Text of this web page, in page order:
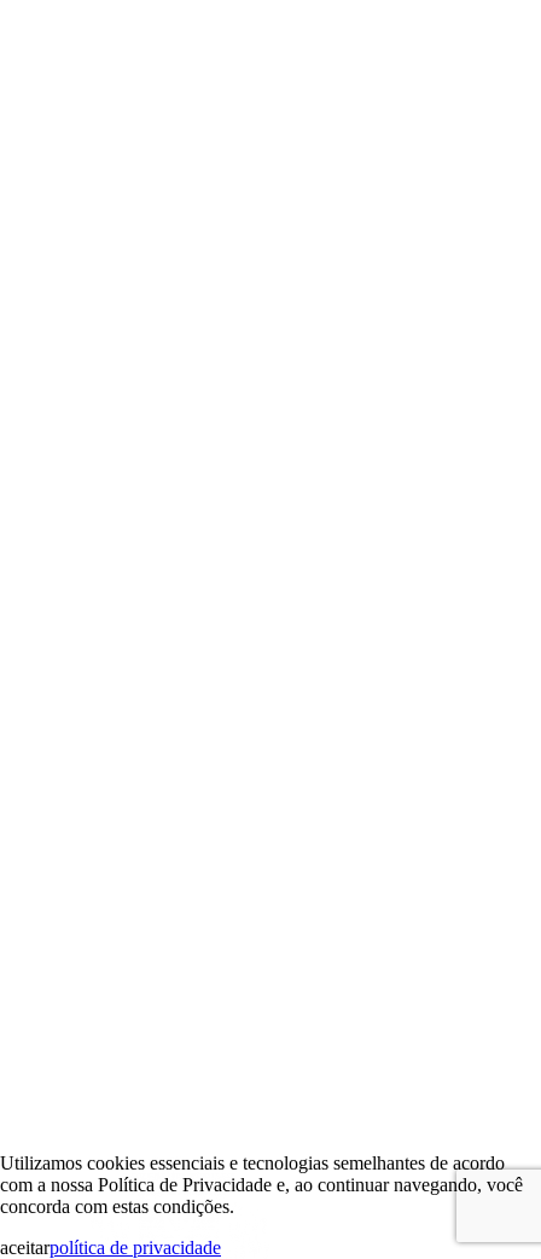
Utilizamos cookies essenciais e tecnologias semelhantes de acordo
com a nossa Política de Privacidade e, ao continuar navegando, você
concorda com estas condições.
aceitarpolítica de privacidade